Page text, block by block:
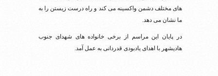
های مختلف دشمن واکسینه می کند و راه درست زیستن را به
ما نشان می دهد.
در پایان این مراسم از برخی خانواده های شهدای جنوب
هادیشهر با اهدای یادبودی قدردانی به عمل آمد.